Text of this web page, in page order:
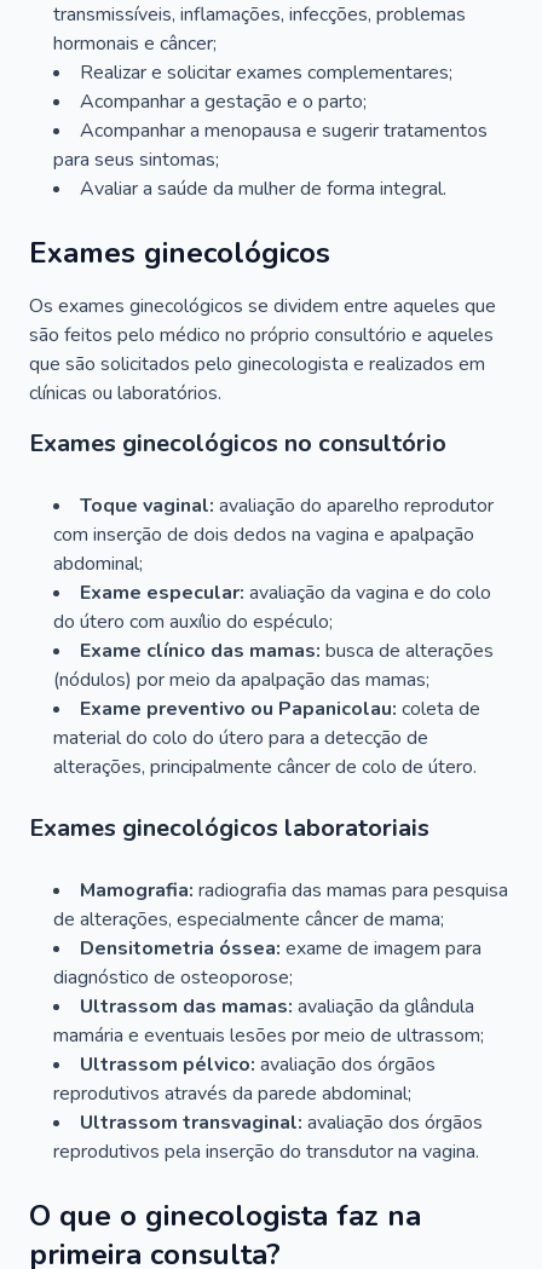
transmissíveis, inflamações, infecções, problemas
hormonais e câncer;
Realizar e solicitar exames complementares;
Acompanhar a gestação e o parto;
Acompanhar a menopausa e sugerir tratamentos
para seus sintomas;
Avaliar a saúde da mulher de forma integral.
Exames ginecológicos
Os exames ginecológicos se dividem entre aqueles que
são feitos pelo médico no próprio consultório e aqueles
que são solicitados pelo ginecologista e realizados em
clínicas ou laboratórios.
Exames ginecológicos no consultório
Toque vaginal: avaliação do aparelho reprodutor
com inserção de dois dedos na vagina e apalpação
abdominal;
Exame especular: avaliação da vagina e do colo
do útero com auxílio do espéculo;
Exame clínico das mamas: busca de alterações
(nódulos) por meio da apalpação das mamas;
Exame preventivo ou Papanicolau: coleta de
material do colo do útero para a detecção de
alterações, principalmente câncer de colo de útero.
Exames ginecológicos laboratoriais
Mamografia: radiografia das mamas para pesquisa
de alterações, especialmente câncer de mama;
Densitometria óssea: exame de imagem para
diagnóstico de osteoporose;
Ultrassom das mamas: avaliação da glândula
mamária e eventuais lesões por meio de ultrassom;
Ultrassom pélvico: avaliação dos órgãos
reprodutivos através da parede abdominal;
Ultrassom transvaginal: avaliação dos órgãos
reprodutivos pela inserção do transdutor na vagina.
O que o ginecologista faz na
primeira consulta?